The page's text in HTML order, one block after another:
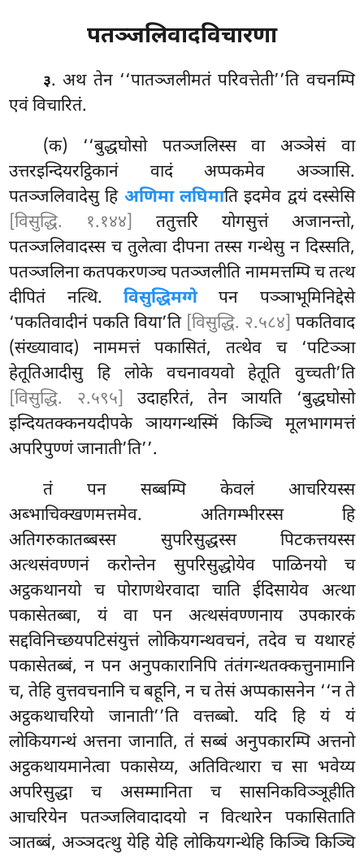
पतञ्जलिवादविचारणा
३. अथ तेन ‘‘पातञ्जलीमतं परिवत्तेती’’ति वचनम्पि
एवं विचारितं.
(क) ‘‘बुद्धघोसो पतञ्जलिस्स वा अञ्ञेसं वा
उत्तरइन्दियरट्ठिकानं वादं अप्पकमेव अञ्ञासि.
पतञ्जलिवादेसु हि अणिमा लघिमाति इदमेव द्वयं दस्सेसि
[विसुद्धि. १.१४४]
ततुत्तरि योगसुत्तं अजानन्तो,
पतञ्जलिवादस्स च तुलेत्वा दीपना तस्स गन्थेसु न दिस्सति,
पतञ्जलिना कतपकरणञ्च पतञ्जलीति नाममत्तम्पि च तत्थ
दीपितं नत्थि. विसुद्धिमग्गेपन पञ्ञाभूमिनिद्देसे
‘पकतिवादीनं पकति विया’ति [विसुद्धि. २.५८४] पकतिवाद
(संख्यावाद) नाममत्तं पकासितं, तत्थेव च ‘पटिञ्ञा
हेतूतिआदीसु हि लोके वचनावयवोहेतूति वुच्चती’ति
[विसुद्धि. २.५९५] उदाहरितं, तेन ञायति ‘बुद्धघोसो
इन्दियतक्कनयदीपके ञायगन्थस्मिं किञ्चि मूलभागमत्तं
अपरिपुण्णं जानाती’ति’’.
तं पन सब्बम्पि केवलं आचरियस्स
अब्भाचिक्खणमत्तमेव. अतिगम्भीरस्स हि
अतिगरुकातब्बस्स सुपरिसुद्धस्स पिटकत्तयस्स
अत्थसंवण्णनं करोन्तेन सुपरिसुद्धोयेव पाळिनयो च
अट्ठकथानयो च पोराणथेरवादा चाति ईदिसायेव अत्था
पकासेतब्बा, यं वा पन अत्थसंवण्णनाय उपकारकं
सद्दविनिच्छयपटिसंयुत्तं लोकियगन्थवचनं, तदेव च यथारहं
पकासेतब्बं, न पन अनुपकारानिपि तंतंगन्थतक्कत्तुनामानि
च, तेहि वुत्तवचनानि च बहूनि, न च तेसं अप्पकासनेन ‘‘न ते
अट्ठकथाचरियो जानाती’’ति वत्तब्बो. यदि हि यं यं
लोकियगन्थं अत्तना जानाति, तं सब्बं अनुपकारम्पि अत्तनो
अट्ठकथायमानेत्वा पकासेय्य, अतिवित्थारा च सा भवेय्य
अपरिसुद्धा च असम्मानिता च सासनिकविञ्ञूहीति
आचरियेन पतञ्जलिवादादयो न वित्थारेन पकासिताति
ञातब्बं, अञ्ञदत्थु येहि येहि लोकियगन्थेहि किञ्चि किञ्चि